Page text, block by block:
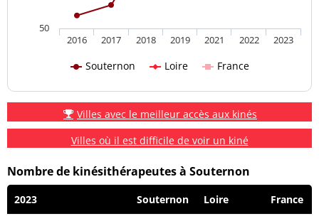
Souternon Loire France
2016 2017 2018 2019 2021 2022 2023
50
Villes avec le meilleur accès aux kinés
Villes où il est difficile de voir un kiné
Nombre de kinésithérapeutes à Souternon
2023 Souternon Loire France